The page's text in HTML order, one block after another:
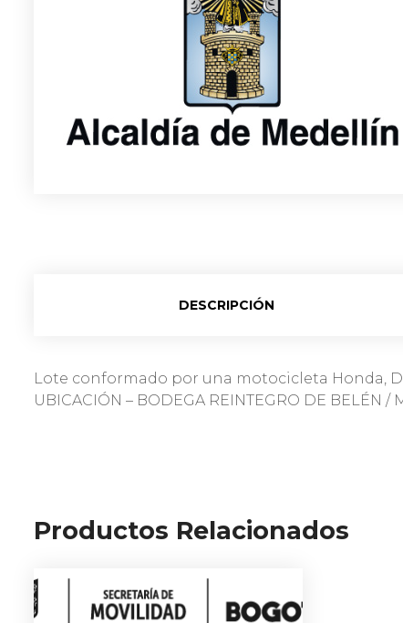
DESCRIPCIÓN
Lote conformado por una motocicleta Honda,
UBICACIÓN – BODEGA REINTEGRO DE BELÉN /
Productos Relacionados